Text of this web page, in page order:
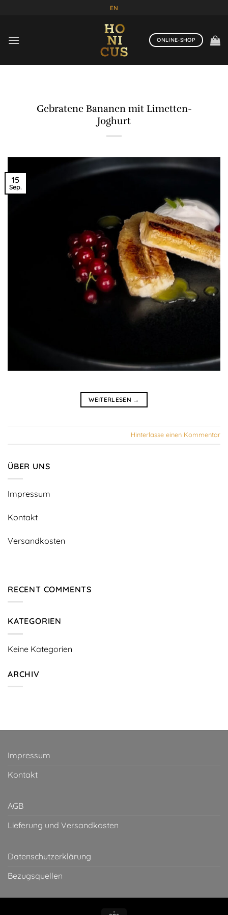
EN
ONLINE-SHOP
Gebratene Bananen mit Limetten-
Joghurt
15
Sep.
WEITERLESEN →
Hinterlasse einen Kommentar
ÜBER UNS
Impressum
Kontakt
Versandkosten
RECENT COMMENTS
KATEGORIEN
Keine Kategorien
ARCHIV
Impressum
Kontakt
AGB
Lieferung und Versandkosten
Datenschutzerklärung
Bezugsquellen